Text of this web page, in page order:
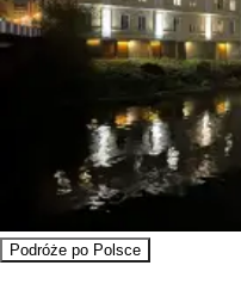
Podróże po Polsce